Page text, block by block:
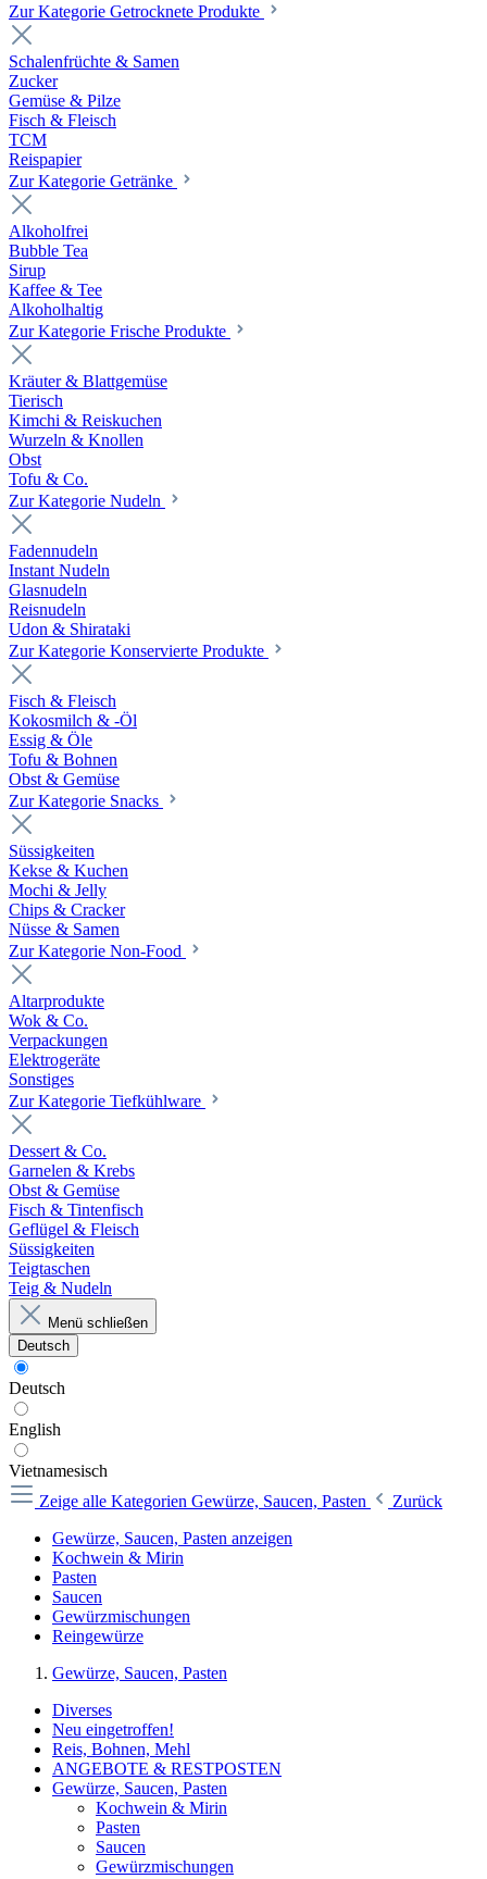
Zur Kategorie Getrocknete Produkte
Schalenfrüchte & Samen
Zucker
Gemüse & Pilze
Fisch & Fleisch
TCM
Reispapier
Zur Kategorie Getränke
Alkoholfrei
Bubble Tea
Sirup
Kaffee & Tee
Alkoholhaltig
Zur Kategorie Frische Produkte
Kräuter & Blattgemüse
Tierisch
Kimchi & Reiskuchen
Wurzeln & Knollen
Obst
Tofu & Co.
Zur Kategorie Nudeln
Fadennudeln
Instant Nudeln
Glasnudeln
Reisnudeln
Udon & Shirataki
Zur Kategorie Konservierte Produkte
Fisch & Fleisch
Kokosmilch & -Öl
Essig & Öle
Tofu & Bohnen
Obst & Gemüse
Zur Kategorie Snacks
Süssigkeiten
Kekse & Kuchen
Mochi & Jelly
Chips & Cracker
Nüsse & Samen
Zur Kategorie Non-Food
Altarprodukte
Wok & Co.
Verpackungen
Elektrogeräte
Sonstiges
Zur Kategorie Tiefkühlware
Dessert & Co.
Garnelen & Krebs
Obst & Gemüse
Fisch & Tintenfisch
Geflügel & Fleisch
Süssigkeiten
Teigtaschen
Teig & Nudeln
Menü schließen
Deutsch
Deutsch
English
Vietnamesisch
Zeige alle Kategorien Gewürze, Saucen, Pasten
Zurück
Gewürze, Saucen, Pasten anzeigen
Kochwein & Mirin
Pasten
Saucen
Gewürzmischungen
Reingewürze
Gewürze, Saucen, Pasten
Diverses
Neu eingetroffen!
Reis, Bohnen, Mehl
ANGEBOTE & RESTPOSTEN
Gewürze, Saucen, Pasten
Kochwein & Mirin
Pasten
Saucen
Gewürzmischungen